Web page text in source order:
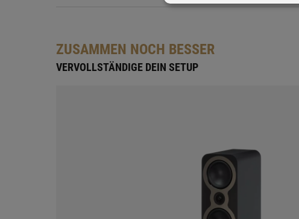
ZUSAMMEN NOCH BESSER
VERVOLLSTÄNDIGE DEIN SETUP